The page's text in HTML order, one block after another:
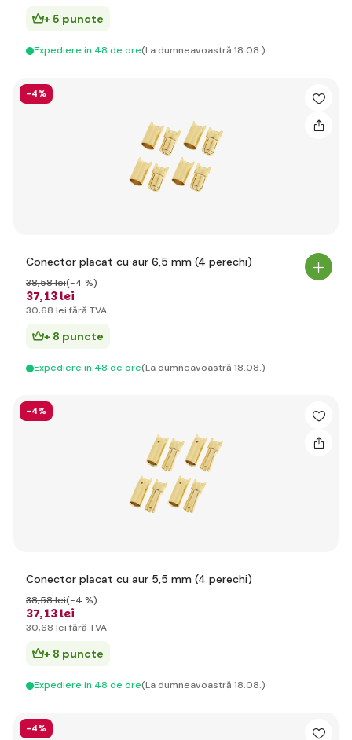
+ 5 puncte
Expediere in 48 de ore(La dumneavoastră 18.08.)
-4%
Conector placat cu aur 6,5 mm (4 perechi)
37,13 lei
38,58 lei(-4 %)
30,68 lei fără TVA
+ 8 puncte
Expediere in 48 de ore(La dumneavoastră 18.08.)
-4%
Conector placat cu aur 5,5 mm (4 perechi)
37,13 lei
38,58 lei(-4 %)
30,68 lei fără TVA
+ 8 puncte
Expediere in 48 de ore(La dumneavoastră 18.08.)
-4%